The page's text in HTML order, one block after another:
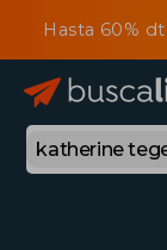
Hasta 60%